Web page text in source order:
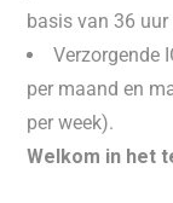
basis van 36 uur
Verzorgende
per maand en
per week).
Welkom in het